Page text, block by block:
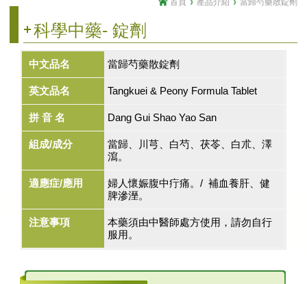
科學中藥- 錠劑
首頁 產品介紹 當歸芍藥散錠劑
中文品名 當歸芍藥散錠劑
英文品名 Tangkuei & Peony Formula Tablet
拼 音 名 Dang Gui Shao Yao San
組成/成分
當歸、川芎、白芍、茯苓、白朮、澤
瀉。
適應症/應用
婦人懷娠腹中疔痛。/ 補血養肝、健
脾滲溼。
注意事項
本藥須由中醫師處方使用，請勿自行
服用。